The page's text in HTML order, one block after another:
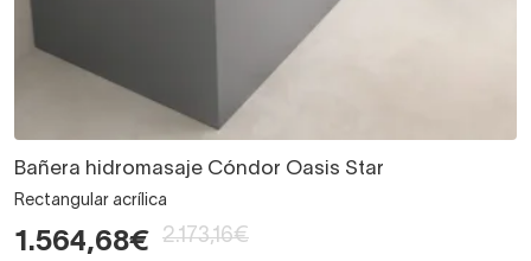
Bañera hidromasaje Cóndor Oasis Star
Rectangular acrílica
1.564,68€ 2.173,16€